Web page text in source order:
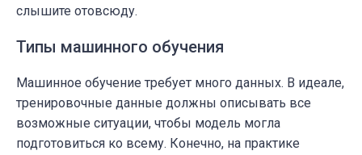
слышите отовсюду.
Типы машинного обучения
Машинное обучение требует много данных. В идеале,
тренировочные данные должны описывать все
возможные ситуации, чтобы модель могла
подготовиться ко всему. Конечно, на практике